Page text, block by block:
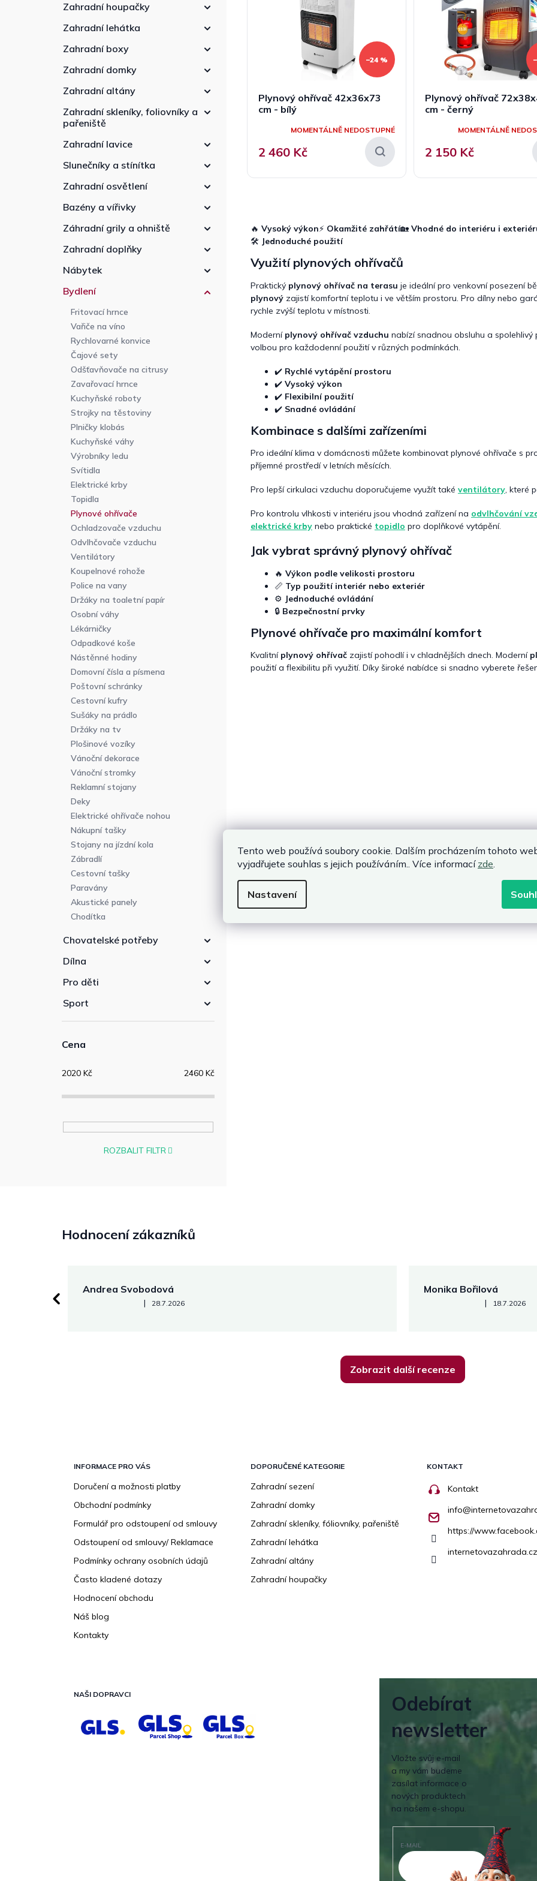
Tento web používá soubory cookie. Dalším procházením tohoto
vyjadřujete souhlas s jejich používáním.. Více informací zde
Nastavení
Zahradní houpačky
Zahradní lehátka
Zahradní boxy
Zahradní domky
Zahradní altány
Zahradní skleníky, foliovníky a
pařeniště
Zahradní lavice
Slunečníky a stínítka
Zahradní osvětlení
Bazény a vířivky
Záhradní grily a ohniště
Zahradní doplňky
Nábytek
Bydlení
Fritovací hrnce
Vařiče na víno
Rychlovarné konvice
Čajové sety
Odšťavňovače na citrusy
Zavařovací hrnce
Kuchyňské roboty
Strojky na těstoviny
Plničky klobás
Kuchyňské váhy
Výrobníky ledu
Svítidla
Elektrické krby
Topidla
Plynové ohřívače
Ochladzovače vzduchu
Odvlhčovače vzduchu
Ventilátory
Koupelnové rohože
Police na vany
Držáky na toaletní papír
Osobní váhy
Lékárničky
Odpadkové koše
Nástěnné hodiny
Domovní čísla a písmena
Poštovní schránky
Cestovní kufry
Sušáky na prádlo
Držáky na tv
Plošinové vozíky
Vánoční dekorace
Vánoční stromky
Reklamní stojany
Deky
Elektrické ohřívače nohou
Nákupní tašky
Stojany na jízdní kola
Zábradlí
Cestovní tašky
Paravány
Akustické panely
Chodítka
Chovatelské potřeby
Dílna
Pro děti
Sport
Cena
2020 Kč 2460 Kč
ROZBALIT FILTR
–24 %
Plynový ohřívač 42x36x73
cm - bílý
MOMENTÁLNĚ NEDOSTUPNÉ
2 460 Kč
Plynový ohřívač
cm - černý
MOMENTÁLNĚ
2 150 Kč
l
á
í
p
r
y
🔥 Vysoký výkon⚡ Okamžité zahřátí🏡 Vhodné do interiéru i
🛠 Jednoduché použití
Využití plynových ohřívačů
Praktický plynový ohřívač na terasu je ideální pro venkovní posezení
plynový zajistí komfortní teplotu i ve větším prostoru. Pro dílny nebo
rychle zvýší teplotu v místnosti.
Moderní plynový ohřívač vzduchu nabízí snadnou obsluhu a spolehlivý
volbou pro každodenní použití v různých podmínkách.
✔️ Rychlé vytápění prostoru
✔️ Vysoký výkon
✔️ Flexibilní použití
✔️ Snadné ovládání
Kombinace s dalšími zařízeními
Pro ideální klima v domácnosti můžete kombinovat plynové ohřívače s
příjemné prostředí v letních měsících.
Pro lepší cirkulaci vzduchu doporučujeme využít také ventilátory, které
Pro kontrolu vlhkosti v interiéru jsou vhodná zařízení na odvlhčování
elektrické krby nebo praktické topidlo pro doplňkové vytápění.
Jak vybrat správný plynový ohřívač
🔥 Výkon podle velikosti prostoru
📏 Typ použití interiér nebo exteriér
⚙ Jednoduché ovládání
🔒 Bezpečnostní prvky
Plynové ohřívače pro maximální komfort
Kvalitní plynový ohřívač zajistí pohodlí i v chladnějších dnech. Moderní
použití a flexibilitu při využití. Díky široké nabídce si snadno vyberete
Hodnocení zákazníků
Andrea Svobodová
Hodnocení obchodu je 5 z 5 hvězdiček.
| 28.7.2026
Monika Bořilová
Hodnocení obchodu je 5 z
| 18.7.2026
Zobrazit další recenze
INFORMACE PRO VÁS
Doručení a možnosti platby
Obchodní podmínky
Formulář pro odstoupení od smlouvy
Odstoupení od smlouvy/ Reklamace
Podmínky ochrany osobních údajů
Často kladené dotazy
Hodnocení obchodu
Náš blog
Kontakty
DOPORUČENÉ KATEGORIE
Zahradní sezení
Zahradní domky
Zahradní skleníky, fóliovníky, pařeniště
Zahradní lehátka
Zahradní altány
Zahradní houpačky
KONTAKT
Kontakt
info@
https://
NAŠI DOPRAVCI
Odebírat
newsletter
Vložte svůj e-mail
a my vám budeme
zasílat informace o
nových produktech
na našem e-shopu.
E-MAIL